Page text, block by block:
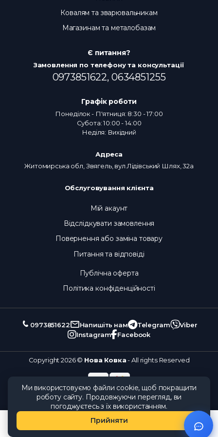
Ковалям та зварювальникам
Магазинам та металобазам
Є питання?
Замовлення по телефону та консультації
0973851622, 0634851255
Графік роботи
Понеділок - П'ятниця: 8:30 - 17:00
Субота: 10:00 - 14:00
Неділя: Вихідний
Адреса
Житомирська обл, Звягель, вул.Лідівський Шлях, 32а
Обслуговування клієнта
Мій акаунт
Відслідкувати замовлення
Повернення або заміна товару
Питання та відповіді
Публічна оферта
Політика конфіденційності
0973851622 Напишіть нам Telegram
Viber
Instagram
Facebook
Copyright 2026 © Нова Ковка- All rights Reserved
Обране
Ми використовуємо файли cookie, щоб покращити
роботу сайту. Продовжуючи перегляд, ви
погоджуєтесь з їх використанням.
Прийняти